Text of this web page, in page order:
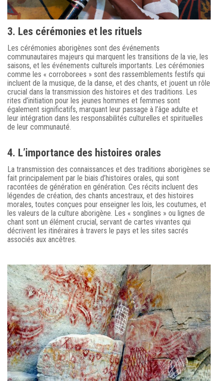
3. Les cérémonies et les rituels
Les cérémonies aborigènes sont des événements
communautaires majeurs qui marquent les transitions de la vie, les
saisons, et les événements culturels importants. Les cérémonies
comme les « corroborees » sont des rassemblements festifs qui
incluent de la musique, de la danse, et des chants, et jouent un rôle
crucial dans la transmission des histoires et des traditions. Les
rites d’initiation pour les jeunes hommes et femmes sont
également significatifs, marquant leur passage à l’âge adulte et
leur intégration dans les responsabilités culturelles et spirituelles
de leur communauté.
4. L’importance des histoires orales
La transmission des connaissances et des traditions aborigènes se
fait principalement par le biais d’histoires orales, qui sont
racontées de génération en génération. Ces récits incluent des
légendes de création, des chants ancestraux, et des histoires
morales, toutes conçues pour enseigner les lois, les coutumes, et
les valeurs de la culture aborigène. Les « songlines » ou lignes de
chant sont un élément crucial, servant de cartes vivantes qui
décrivent les itinéraires à travers le pays et les sites sacrés
associés aux ancêtres.